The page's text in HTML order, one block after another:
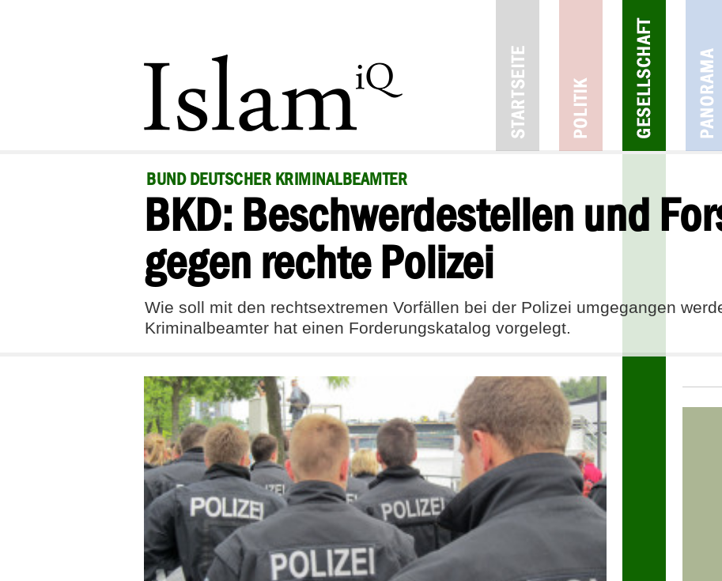
BUND DEUTSCHER KRIMINALBEAMTER
BKD: Beschwerdestellen und
gegen rechte Polizei
Wie soll mit den rechtsextremen Vorfällen bei der Polizei umgegangen
Kriminalbeamter hat einen Forderungskatalog vorgelegt.